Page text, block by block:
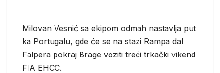
Milovan Vesnić sa ekipom odmah nastavlja put
ka Portugalu, gde će se na stazi Rampa dal
Falpera pokraj Brage voziti treći trkački vikend
FIA EHCC.